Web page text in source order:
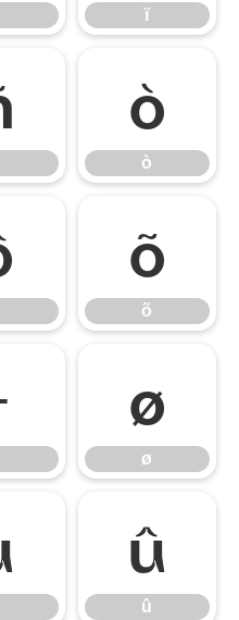
ï
ò
ò
õ
õ
ø
ø
û
û